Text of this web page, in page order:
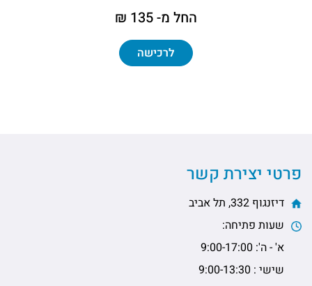
החל מ- 135 ₪
לרכישה
פרטי יצירת קשר
דיזנגוף 332, תל אביב
שעות פתיחה:
א' - ה': 9:00-17:00
שישי : 9:00-13:30